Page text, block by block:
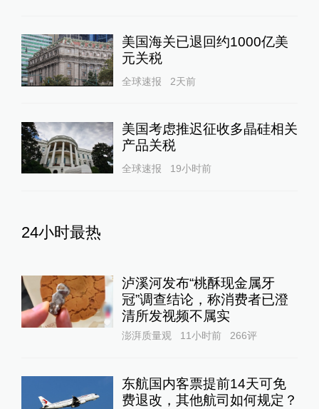
美国海关已退回约1000亿美
元关税
全球速报 2天前
美国考虑推迟征收多晶硅相关
产品关税
全球速报 19小时前
24小时最热
泸溪河发布“桃酥现金属牙
冠”调查结论，称消费者已澄
清所发视频不属实
澎湃质量观 11小时前 266评
东航国内客票提前14天可免
费退改，其他航司如何规定？